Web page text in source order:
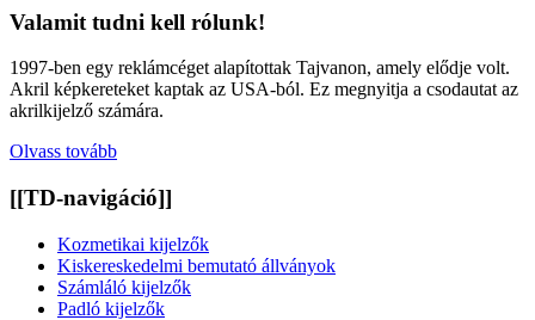
Valamit tudni kell rólunk!
1997-ben egy reklámcéget alapítottak Tajvanon, amely elődje volt.
Akril képkereteket kaptak az USA-ból. Ez megnyitja a csodautat az
akrilkijelző számára.
Olvass tovább
[[TD-navigáció]]
Kozmetikai kijelzők
Kiskereskedelmi bemutató állványok
Számláló kijelzők
Padló kijelzők